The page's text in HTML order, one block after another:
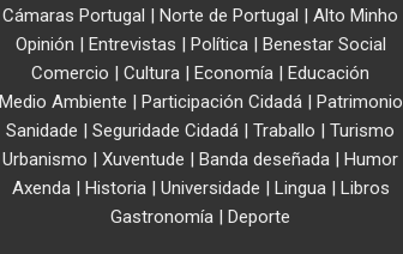
Cámaras Portugal
Norte de Portugal
Alto Minho
Opinión
Entrevistas Política|
Benestar Social
Comercio
Cultura Economía
Educación
Medio Ambiente
Participación Cidadá|
Patrimonio
Sanidade
Seguridade Cidadá Traballo
Turismo
Urbanismo
Xuventude Banda deseñada
Humor
Axenda| Historia| Universidade Lingua|
Libros
Gastronomía
Deporte